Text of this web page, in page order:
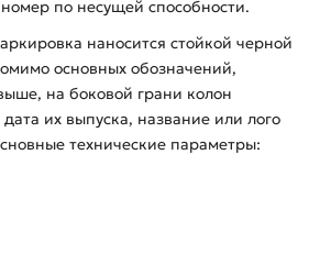
по несущей способности.
наносится стойкой черной
основных обозначений,
на боковой грани колон
их выпуска, название или лого
технические параметры: